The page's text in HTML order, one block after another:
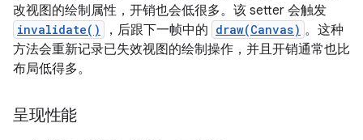
改视图的绘制属性，开销也会低很多。该 setter 会触发
invalidate() ，后跟下一帧中的 draw(Canvas) 。这种
方法会重新记录已失效视图的绘制操作，并且开销通常也比
布局低得多。
呈现性能